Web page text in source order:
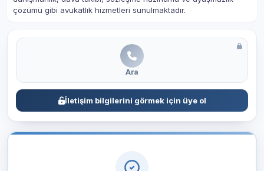
çözümü gibi avukatlık hizmetleri sunulmaktadır.
Ara
İletişim bilgilerini görmek için üye ol